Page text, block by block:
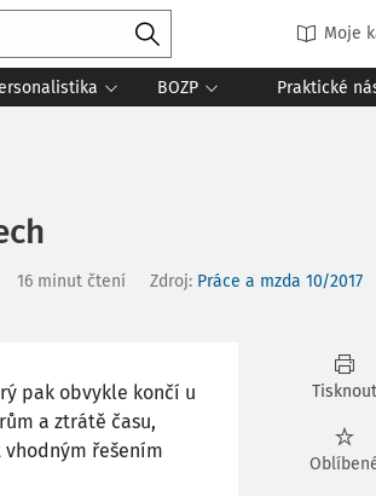
Moje
BOZP Praktické
16 minut čtení Zdroj: Práce a mzda 10/2017
pak obvykle končí u
a ztrátě času,
řešením
Tisknout